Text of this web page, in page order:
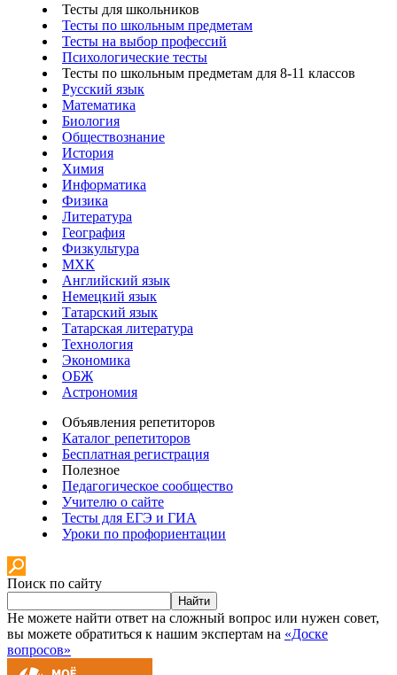
Тесты для школьников
Тесты по школьным предметам
Тесты на выбор профессий
Психологические тесты
Тесты по школьным предметам для 8-11 классов
Русский язык
Математика
Биология
Обществознание
История
Химия
Информатика
Физика
Литература
География
Физкультура
МХК
Английский язык
Немецкий язык
Татарский язык
Татарская литература
Технология
Экономика
ОБЖ
Астрономия
Объявления репетиторов
Каталог репетиторов
Бесплатная регистрация
Полезное
Педагогическое сообщество
Учителю о сайте
Тесты для ЕГЭ и ГИА
Уроки по профориентации
Поиск по сайту
Найти
Не можете найти ответ на сложный вопрос или нужен совет,
вы можете обратиться к нашим экспертам на «Доске
вопросов»